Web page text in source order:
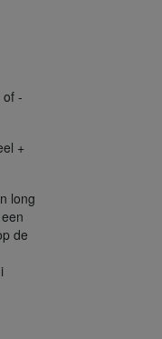
-
+
long
de